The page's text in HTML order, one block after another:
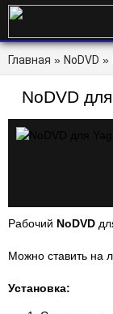
Главная » NoDVD »
NoDVD
Рабочий NoDVD
Можно ставить на
Установка: